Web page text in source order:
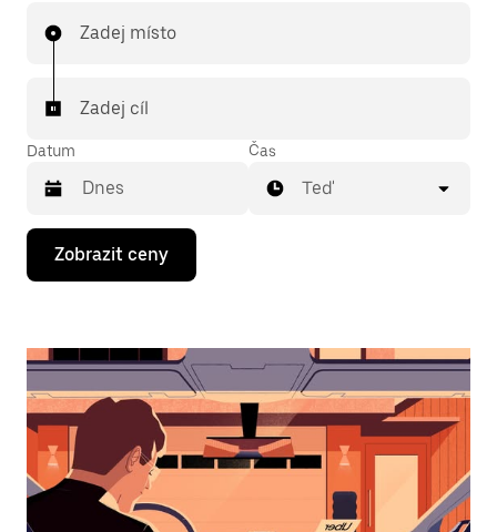
Zadej místo
Zadej cíl
Datum
Stisknutím
klávesy
se
kalendář
vybrat
datum.
Stisknutím
klávesy
Esc
zavřeš
kalendář.
Čas
Teď
Zobrazit ceny